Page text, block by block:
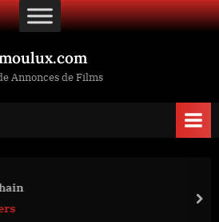
Annonces de Films